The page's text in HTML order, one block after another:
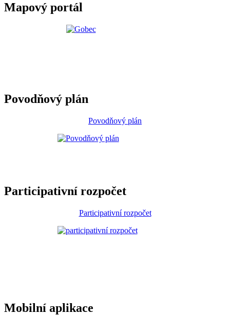
Mapový portál
Povodňový plán
Povodňový plán
Participativní rozpočet
Participativní rozpočet
Mobilní aplikace